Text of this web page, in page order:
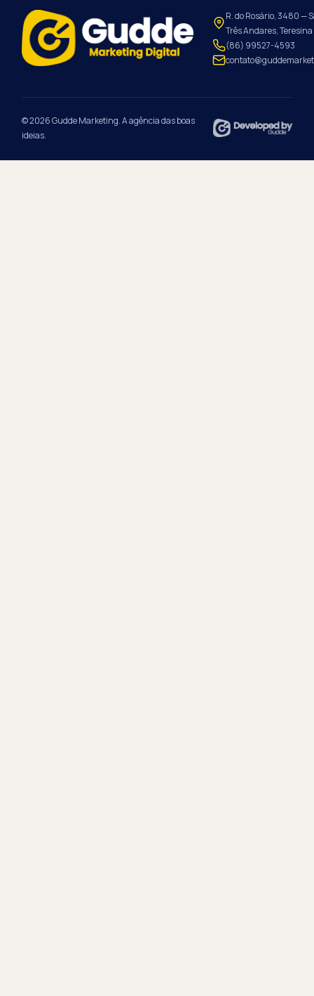
R. do Rosário, 3480 —
Três Andares,
(86) 99527-4593
© 2026 Gudde Marketing. A agência das boas
ideias.